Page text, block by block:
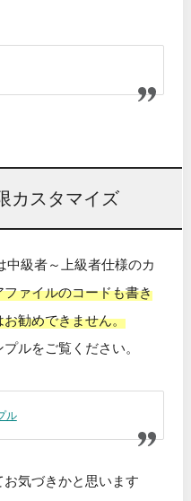
カスタマイズ
中級者～上級者仕様のカ
ファイルのコードも書き
勧めできません。
ルをご覧ください。
ル
気づきかと思います